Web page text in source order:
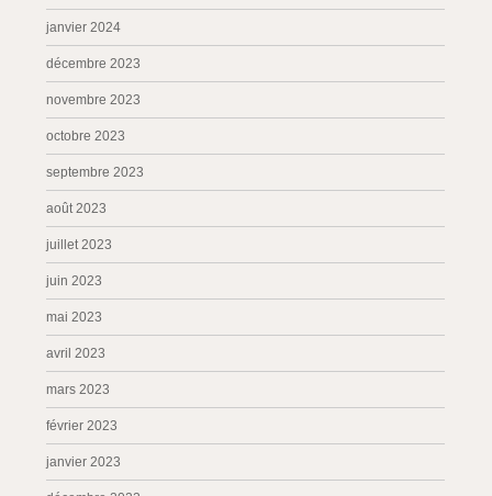
janvier 2024
décembre 2023
novembre 2023
octobre 2023
septembre 2023
août 2023
juillet 2023
juin 2023
mai 2023
avril 2023
mars 2023
février 2023
janvier 2023